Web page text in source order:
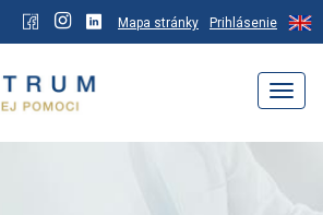
Mapa stránky Prihlásenie